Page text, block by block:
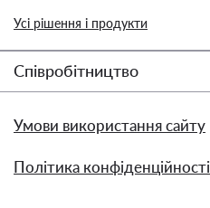
Усі рішення і продукти
Співробітництво
Умови використання сайту
Політика конфіденційності